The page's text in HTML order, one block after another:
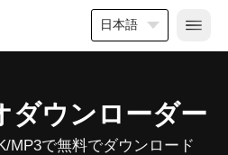
日本語
ダウンローダー
MP3で無料でダウンロード